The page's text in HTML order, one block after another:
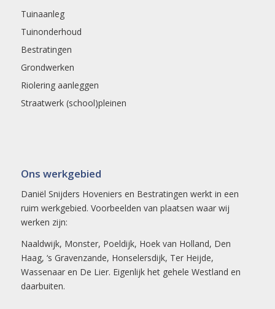
Tuinaanleg
Tuinonderhoud
Bestratingen
Grondwerken
Riolering aanleggen
Straatwerk (school)pleinen
Ons werkgebied
Daniël Snijders Hoveniers en Bestratingen werkt in een
ruim werkgebied. Voorbeelden van plaatsen waar wij
werken zijn:
Naaldwijk, Monster, Poeldijk, Hoek van Holland, Den
Haag, ‘s Gravenzande, Honselersdijk, Ter Heijde,
Wassenaar en De Lier. Eigenlijk het gehele Westland en
daarbuiten.